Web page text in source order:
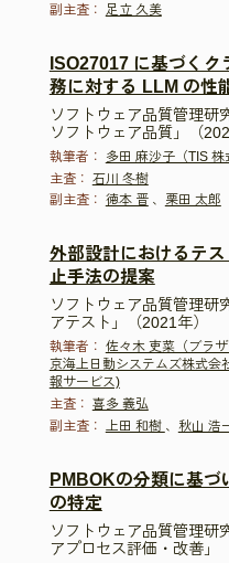
副主査： 足立 久美
ISO27017 に基づく
務に対する LLM の性
ソフトウェア品質管理研
ソフトウェア品質」（
執筆者：
多田 麻沙子（TIS 株
主査： 石川 冬樹
副主査： 徳本 晋、 栗田 太郎
外部設計におけるテ
止手法の提案
ソフトウェア品質管理研
アテスト」（2021年）
執筆者： 佐々木 吏菜（ブラ
京海上日動システムズ株式会
報サービス)
主査： 喜多 義弘
副主査：
上田 和樹 、 秋山 浩
PMBOKの分類に基づ
の特定
ソフトウェア品質管理研
アプロセス評価・改善」